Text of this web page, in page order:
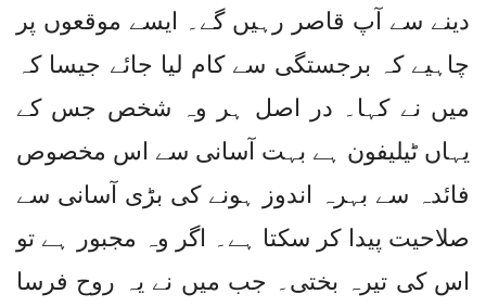
دینے سے آپ قاصر رہیں گے۔ ایسے موقعوں پر
چاہیے کہ برجستگی سے کام لیا جائے جیسا کہ
میں نے کہا۔ در اصل ہر وہ شخص جس کے
یہاں ٹیلیفون ہے بہت آسانی سے اس مخصوص
فائدہ سے بہرہ اندوز ہونے کی بڑی آسانی سے
صلاحیت پیدا کر سکتا ہے۔ اگر وہ مجبور ہے تو
اس کی تیرہ بختی۔ جب میں نے یہ روح فرسا